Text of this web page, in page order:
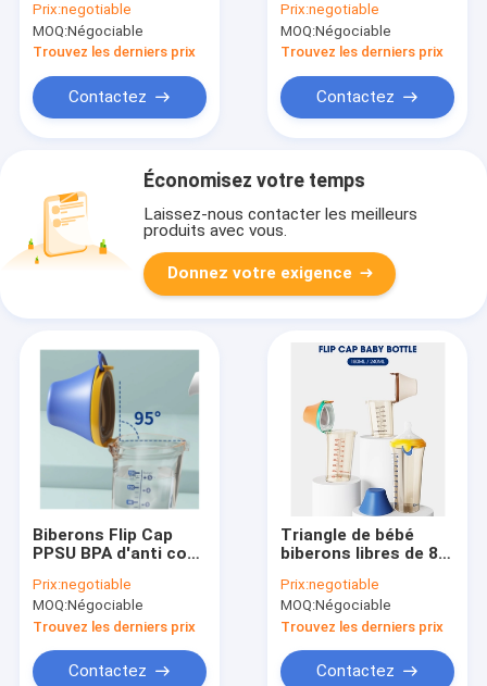
col large sans BPA
Prix:negotiable
MOQ:Négociable
Trouvez les derniers prix
Contactez
bouteilles PPSU Flip
Cap 240ml pour des
nouveaux-nés
Prix:negotiable
MOQ:Négociable
Trouvez les derniers prix
Contactez
Économisez votre temps
Laissez-nous contacter les meilleurs
produits avec vous.
Donnez votre exigence
Biberons Flip Cap
PPSU BPA d'anti cou
libre
Prix:negotiable
MOQ:Négociable
Trouvez les derniers prix
Contactez
Triangle de bébé
biberons libres de 8
anti colique Flip Cap
Wide Neck
Prix:negotiable
MOQ:Négociable
Trouvez les derniers prix
Contactez